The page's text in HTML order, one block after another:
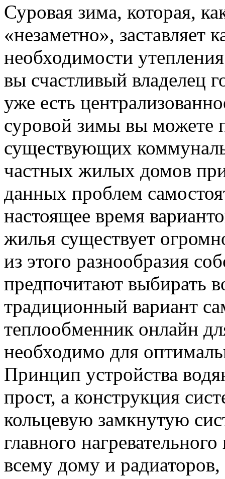
Суровая зима, которая,
«незаметно», заставляет
необходимости
вы счастливый владелец
уже есть
суровой зимы вы можете
существующих
частных жилых домов
данных проблем
настоящее время
жилья существует
из этого разнообразия
предпочитают выбирать
традиционный вариант
теплообменник онлайн
необходимо для
Принцип устройства
прост, а конструкция
кольцевую замкнутую
главного
всему дому и